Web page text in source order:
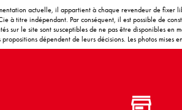
actuelle, il appartient à chaque revendeur de fixer
à titre indépendant. Par conséquent, il est possible de
sur le site sont susceptibles de ne pas être disponibles en
dépendent de leurs décisions. Les photos